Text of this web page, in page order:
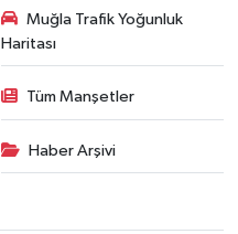
Muğla Trafik Yoğunluk
Haritası
Tüm Manşetler
Haber Arşivi